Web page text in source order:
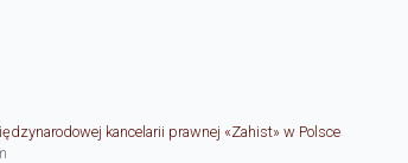
kancelarii prawnej «Zahist» w Polsce